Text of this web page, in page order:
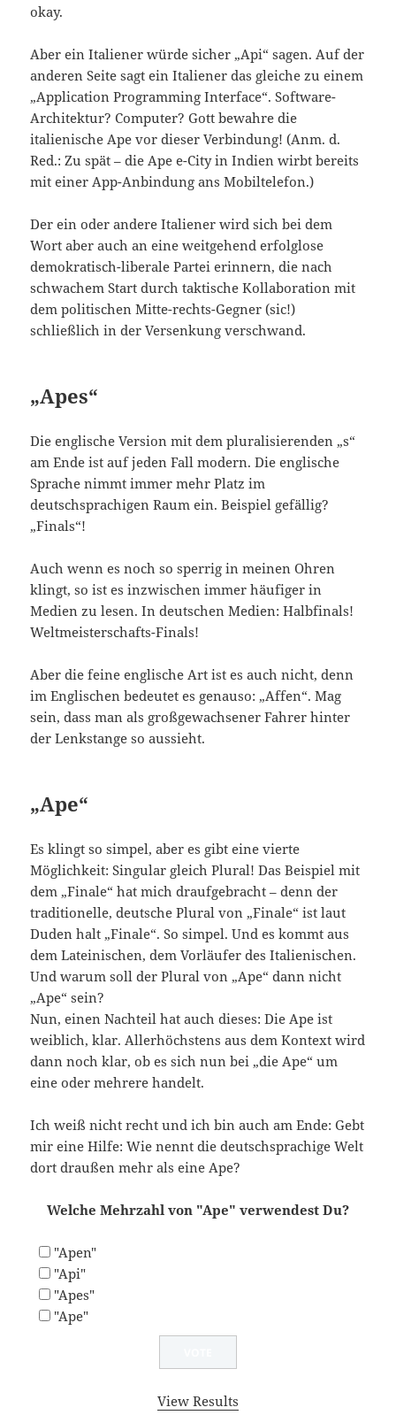
okay.
Aber ein Italiener würde sicher „Api“ sagen. Auf der
anderen Seite sagt ein Italiener das gleiche zu einem
„Application Programming Interface“. Software-
Architektur? Computer? Gott bewahre die
italienische Ape vor dieser Verbindung! (Anm. d.
Red.: Zu spät – die Ape e-City in Indien wirbt bereits
mit einer App-Anbindung ans Mobiltelefon.)
Der ein oder andere Italiener wird sich bei dem
Wort aber auch an eine weitgehend erfolglose
demokratisch-liberale Partei erinnern, die nach
schwachem Start durch taktische Kollaboration mit
dem politischen Mitte-rechts-Gegner (sic!)
schließlich in der Versenkung verschwand.
„Apes“
Die englische Version mit dem pluralisierenden „s“
am Ende ist auf jeden Fall modern. Die englische
Sprache nimmt immer mehr Platz im
deutschsprachigen Raum ein. Beispiel gefällig?
„Finals“!
Auch wenn es noch so sperrig in meinen Ohren
klingt, so ist es inzwischen immer häufiger in
Medien zu lesen. In deutschen Medien: Halbfinals!
Weltmeisterschafts-Finals!
Aber die feine englische Art ist es auch nicht, denn
im Englischen bedeutet es genauso: „Affen“. Mag
sein, dass man als großgewachsener Fahrer hinter
der Lenkstange so aussieht.
„Ape“
Es klingt so simpel, aber es gibt eine vierte
Möglichkeit: Singular gleich Plural! Das Beispiel mit
dem „Finale“ hat mich draufgebracht – denn der
traditionelle, deutsche Plural von „Finale“ ist laut
Duden halt „Finale“. So simpel. Und es kommt aus
dem Lateinischen, dem Vorläufer des Italienischen.
Und warum soll der Plural von „Ape“ dann nicht
„Ape“ sein?
Nun, einen Nachteil hat auch dieses: Die Ape ist
weiblich, klar. Allerhöchstens aus dem Kontext wird
dann noch klar, ob es sich nun bei „die Ape“ um
eine oder mehrere handelt.
Ich weiß nicht recht und ich bin auch am Ende: Gebt
mir eine Hilfe: Wie nennt die deutschsprachige Welt
dort draußen mehr als eine Ape?
Welche Mehrzahl von "Ape" verwendest Du?
"Apen"
"Api"
"Apes"
"Ape"
View Results